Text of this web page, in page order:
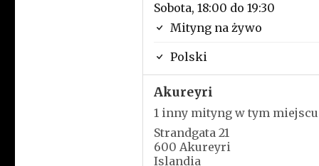
Sobota, 18:00 do 19:30
Mityng na żywo
Polski
Akureyri
1 inny mityng w tym miejscu
Strandgata 21
600 Akureyri
Islandia